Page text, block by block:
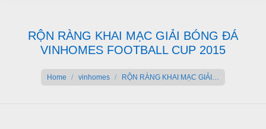
RỘN RÀNG KHAI MẠC GIẢI BÓNG ĐÁ
VINHOMES FOOTBALL CUP 2015
Home vinhomes RỘN RÀNG KHAI MẠC GIẢI…